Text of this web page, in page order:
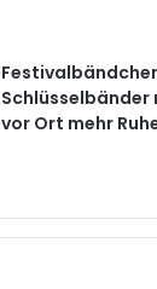
Schlüsselbänder
vor Ort mehr